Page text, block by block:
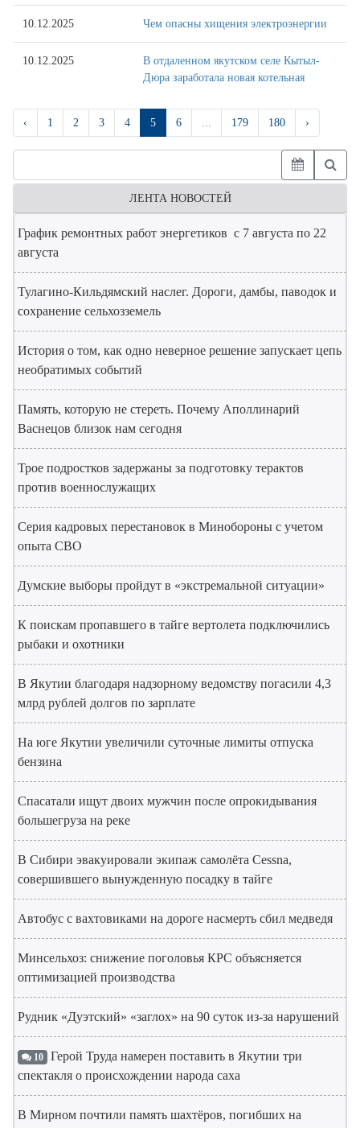
10.12.2025 Чем опасны хищения электроэнергии
10.12.2025
В отдаленном якутском селе Кытыл-
Дюра заработала новая котельная
‹ 1 2 3 4 5 6 ... 179 180 ›
ЛЕНТА НОВОСТЕЙ
График ремонтных работ энергетиков с 7 августа по 22
августа
Тулагино-Кильдямский наслег. Дороги, дамбы, паводок и
сохранение сельхозземель
История о том, как одно неверное решение запускает цепь
необратимых событий
Память, которую не стереть. Почему Аполлинарий
Васнецов близок нам сегодня
Трое подростков задержаны за подготовку терактов
против военнослужащих
Серия кадровых перестановок в Минобороны с учетом
опыта СВО
Думские выборы пройдут в «экстремальной ситуации»
К поискам пропавшего в тайге вертолета подключились
рыбаки и охотники
В Якутии благодаря надзорному ведомству погасили 4,3
млрд рублей долгов по зарплате
На юге Якутии увеличили суточные лимиты отпуска
бензина
Спасатали ищут двоих мужчин после опрокидывания
большегруза на реке
В Сибири эвакуировали экипаж самолёта Cessna,
совершившего вынужденную посадку в тайге
Автобус с вахтовиками на дороге насмерть сбил медведя
Минсельхоз: снижение поголовья КРС объясняется
оптимизацией производства
Рудник «Дуэтский» «заглох» на 90 суток из-за нарушений
10 Герой Труда намерен поставить в Якутии три
спектакля о происхождении народа саха
В Мирном почтили память шахтёров, погибших на